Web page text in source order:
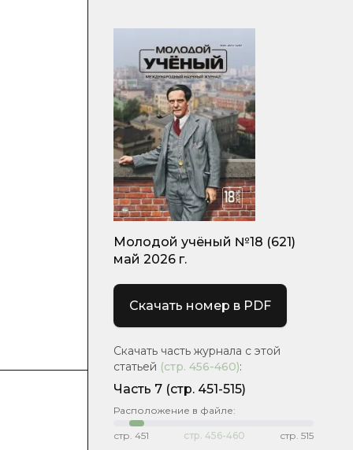
Молодой учёный №18 (621)
май 2026 г.
Скачать номер в PDF
Скачать часть журнала с этой
статьей (стр. 456-460):
Часть 7 (стр. 451-515)
Расположение в файле:
стр. 451 стр. 456-460 стр. 515